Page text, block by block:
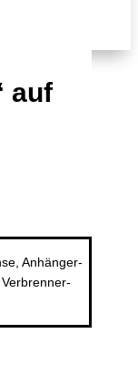
auf
Anhänger-